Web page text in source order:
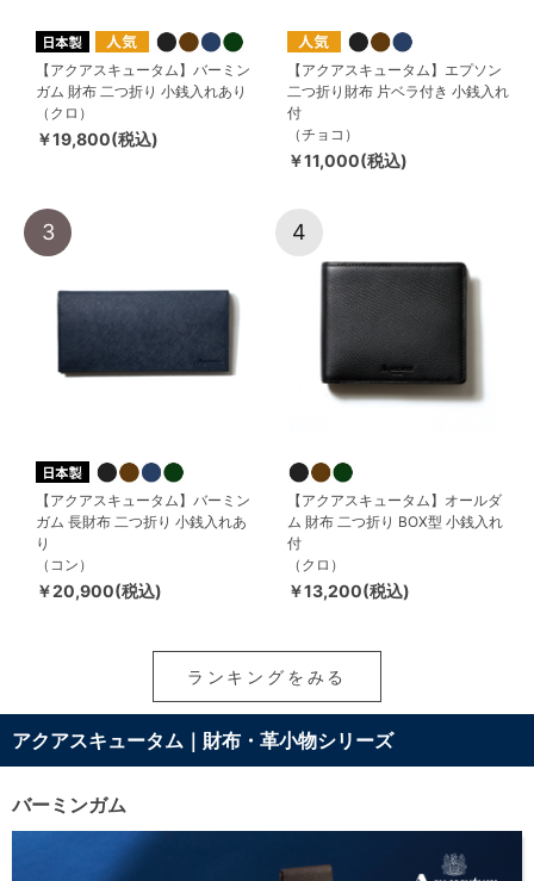
【アクアスキュータム】バーミン
ガム 財布 二つ折り 小銭入れあり
（クロ）
￥19,800(税込)
【アクアスキュータム】エプソン
二つ折り財布 片ベラ付き 小銭入れ
付
（チョコ）
￥11,000(税込)
3
【アクアスキュータム】バーミン
ガム 長財布 二つ折り 小銭入れあ
り
（コン）
￥20,900(税込)
4
【アクアスキュータム】オールダ
ム 財布 二つ折り BOX型 小銭入れ
付
（クロ）
￥13,200(税込)
ランキングをみる
アクアスキュータム｜財布・革小物シリーズ
バーミンガム